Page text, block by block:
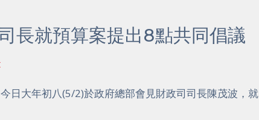
長就預算案提出8點共同倡議
日大年初八(5/2)於政府總部會見財政司司長陳茂波，就